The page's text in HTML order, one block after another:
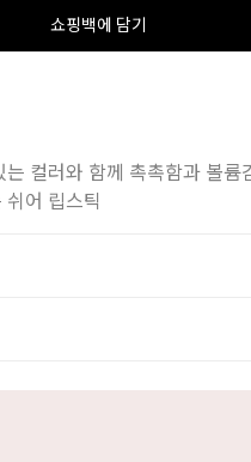
쇼핑백에 담기
컬러와 함께 촉촉함과 볼륨
어 립스틱